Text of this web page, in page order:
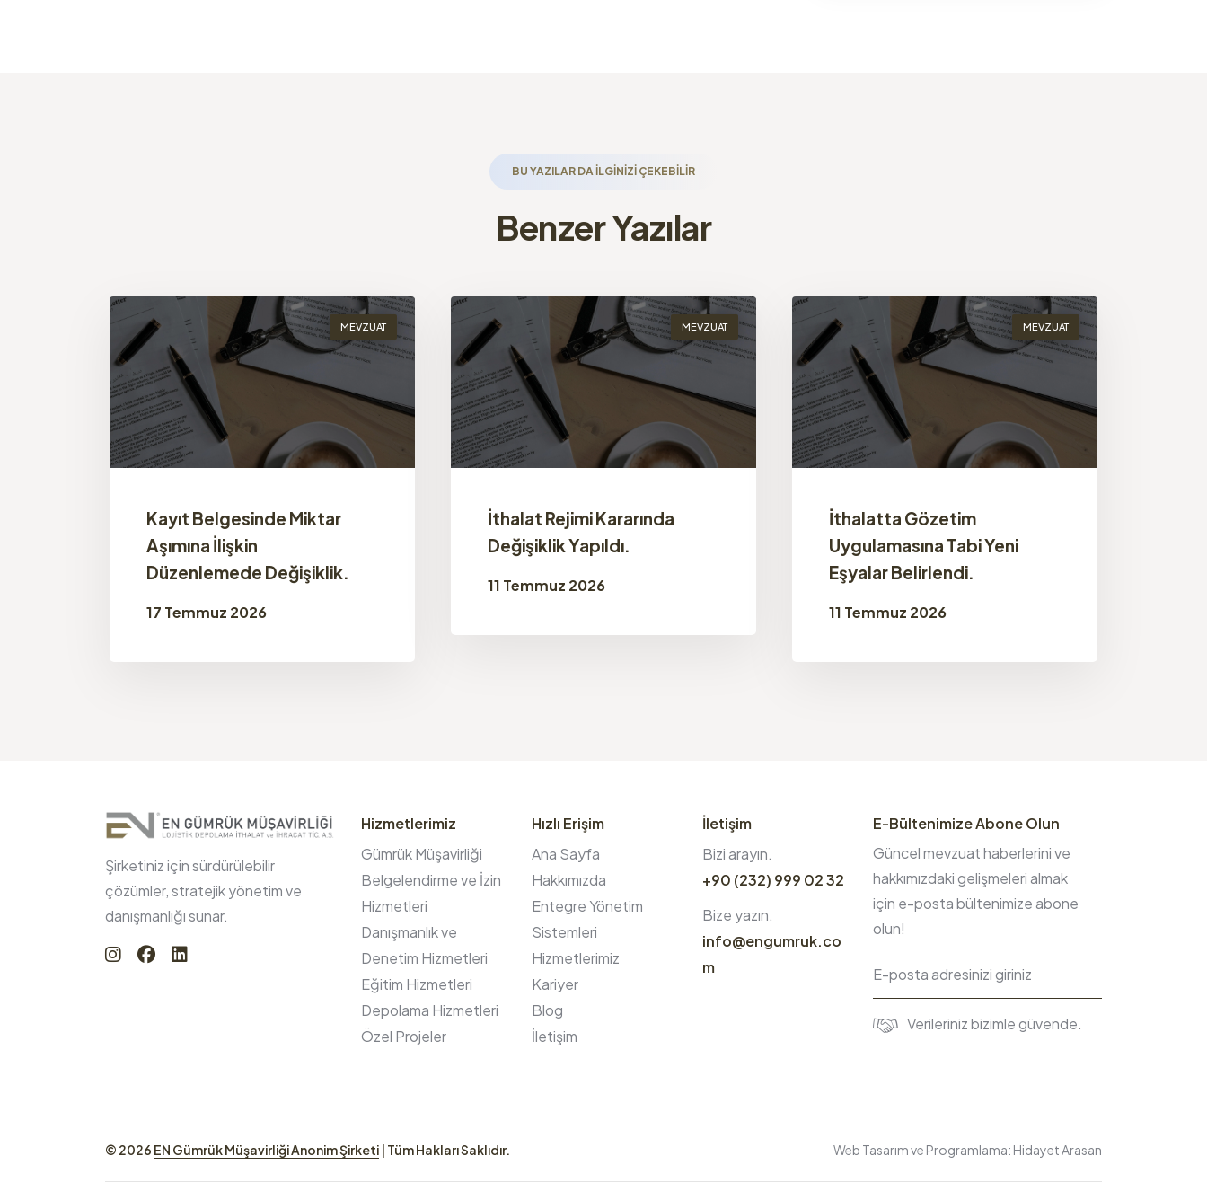
BU YAZILAR DA ILGINIZI ÇEKEBILIR
Benzer Yazılar
MEVZUAT
Kayıt Belgesinde Miktar
Aşımına İlişkin
Düzenlemede Değişiklik.
17 Temmuz 2026
MEVZUAT
İthalat Rejimi Kararında
Değişiklik Yapıldı.
11 Temmuz 2026
MEVZUAT
İthalatta Gözetim
Uygulamasına Tabi Yeni
Eşyalar Belirlendi.
11 Temmuz 2026
Şirketiniz için sürdürülebilir
çözümler, stratejik yönetim ve
danışmanlığı sunar.
Hizmetlerimiz
Gümrük Müşavirliği
Belgelendirme ve İzin
Hizmetleri
Danışmanlık ve
Denetim Hizmetleri
Eğitim Hizmetleri
Depolama Hizmetleri
Özel Projeler
Hızlı Erişim
Ana Sayfa
Hakkımızda
Entegre Yönetim
Sistemleri
Hizmetlerimiz
Kariyer
Blog
İletişim
İletişim
Bizi arayın.
+90 (232) 999 02 32
Bize yazın.
info@engumruk.co
m
E-Bültenimize Abone Olun
Güncel mevzuat haberlerini ve
hakkımızdaki gelişmeleri almak
için e-posta bültenimize abone
olun!
Verileriniz bizimle güvende.
© 2026 EN Gümrük Müşavirliği Anonim Şirketi | Tüm Hakları Saklıdır. Web Tasarım ve Programlama: Hidayet Arasan